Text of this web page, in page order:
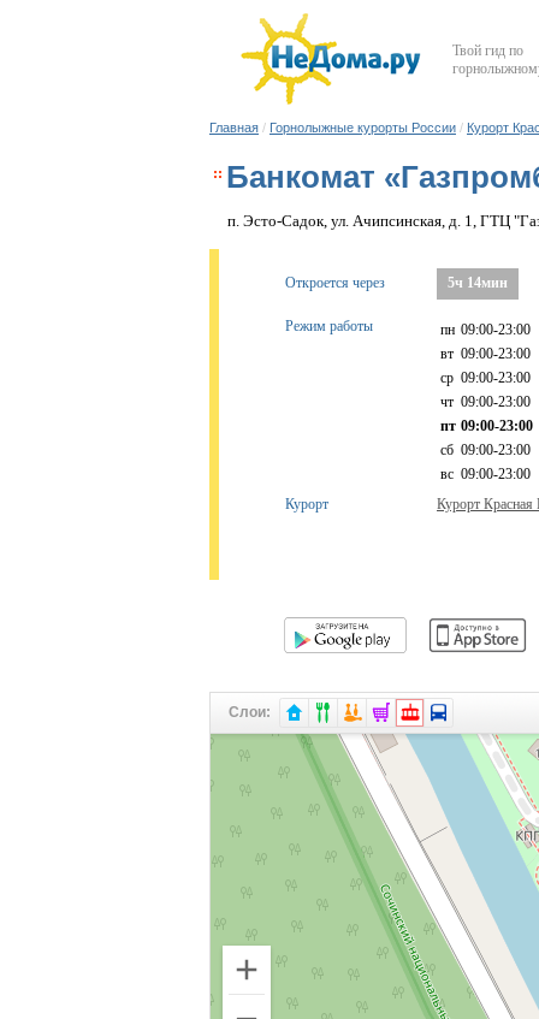
Твой гид по
Главная / Горнолыжные курорты России / Курорт
Банкомат
п. Эсто-Садок, ул. Ачипсинская, д. 1, ГТЦ
Откроется через 5ч 14мин
Режим работы пн 09:00-23:00
вт 09:00-23:00
ср 09:00-23:00
чт 09:00-23:00
пт 09:00-23:00
сб 09:00-23:00
вс 09:00-23:00
Курорт
Курорт Красная
Слои: